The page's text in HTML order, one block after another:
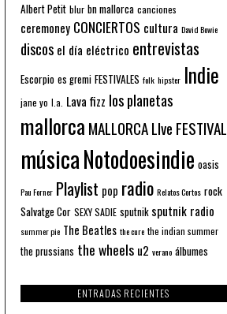
Albert Petit blur bn mallorca canciones
ceremoney CONCIERTOS cultura David Bowie
discos el día eléctrico entrevistas
Escorpio es gremi FESTIVALES folk hipster Indie
jane yo l.a. Lava fizz los planetas
mallorca MALLORCA LIve FESTIVAL
músicaNotodoesindie oasis
Pau Forner Playlist pop radio Relatos Cortos rock
Salvatge Cor SEXY SADIE sputnik sputnik radio
summer pie The Beatles the cure the indian summer
the prussians the wheels u2 verano álbumes
ENTRADAS RECIENTES